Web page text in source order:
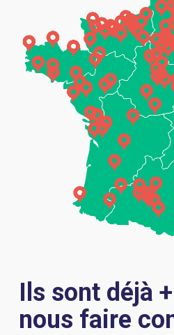
Ils sont déjà
nous faire